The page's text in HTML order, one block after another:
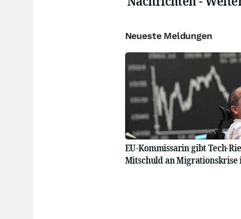
Neueste Meldungen
EU-Kommissarin gibt Tech-
Mitschuld an Migrationskrise